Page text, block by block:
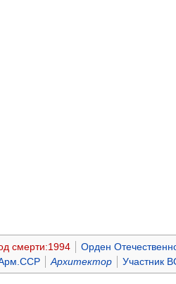
смерти:1994
Орден
Арм.ССР Архитектор Участник